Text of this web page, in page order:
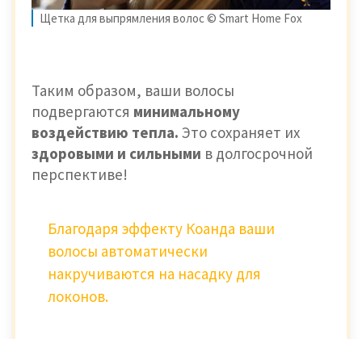
Щетка для выпрямления волос © Smart Home Fox
Таким образом, ваши волосы
подвергаются минимальному
воздействию тепла. Это сохраняет их
здоровыми и сильными в долгосрочной
перспективе!
Благодаря эффекту Коанда ваши
волосы автоматически
накручиваются на насадку для
локонов.